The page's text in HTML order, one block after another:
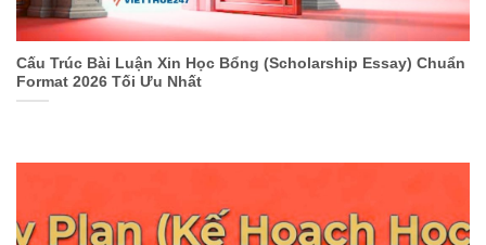
Cấu Trúc Bài Luận Xin Học Bổng (Scholarship Essay) Chuẩn
Format 2026 Tối Ưu Nhất